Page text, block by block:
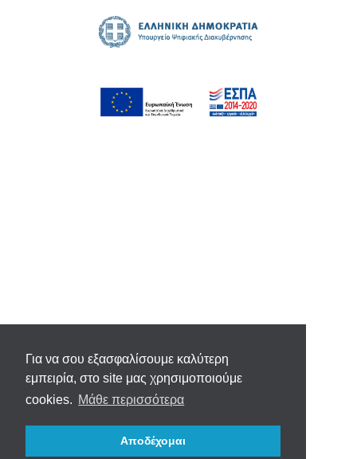
Για να σου εξασφαλίσουμε καλύτερη
εμπειρία, στο site μας χρησιμοποιούμε
cookies. Μάθε περισσότερα
Αποδέχομαι